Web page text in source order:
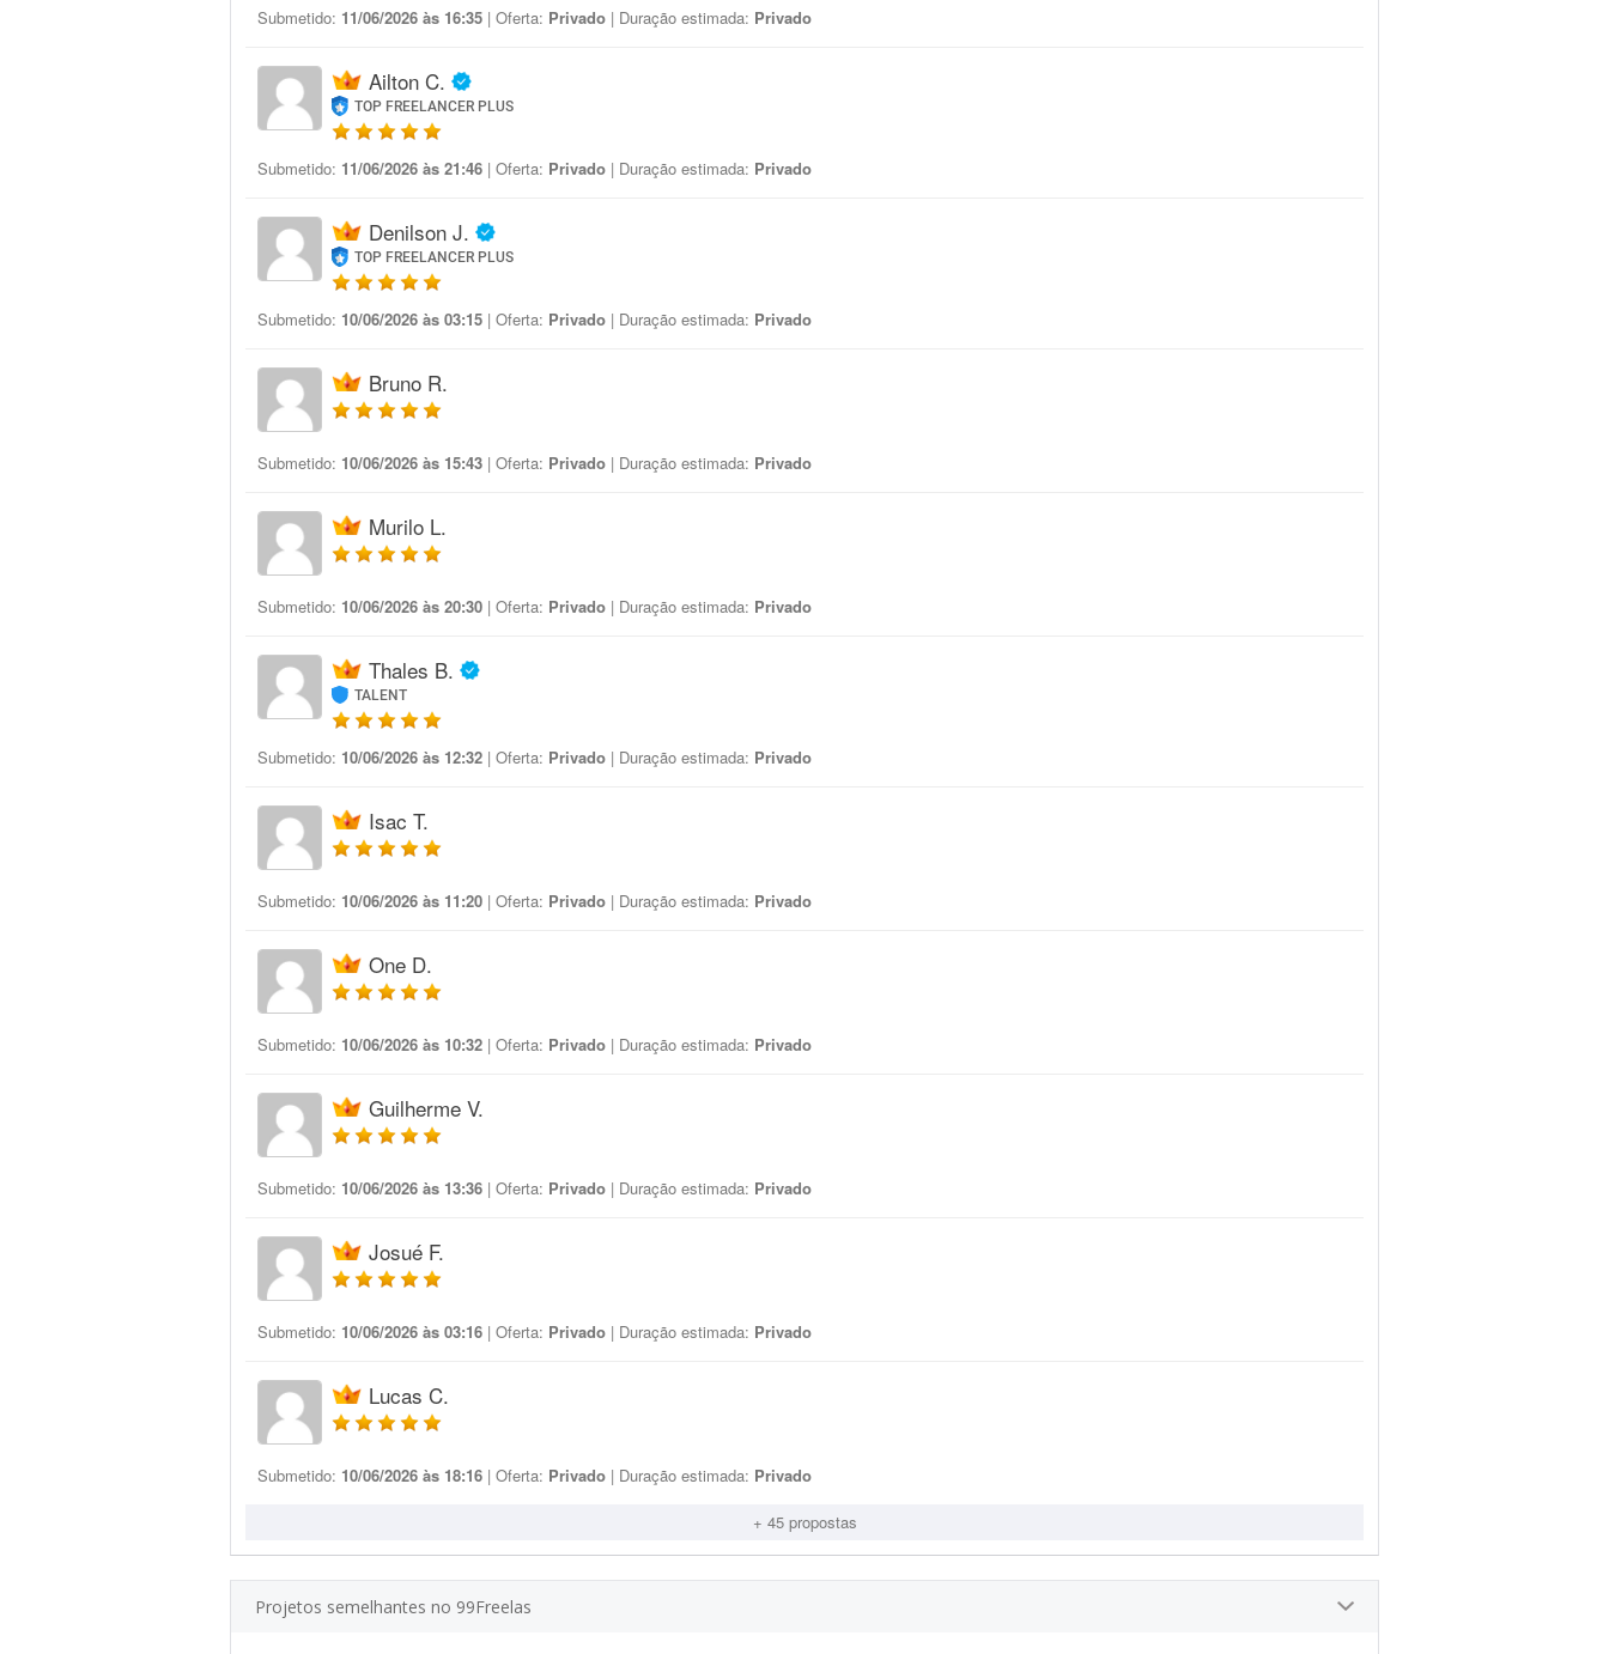
Submetido: 11/06/2026 às 16:35 | Oferta: Privado | Duração estimada: Privado
Ailton C.
TOP FREELANCER PLUS
Submetido: 11/06/2026 às 21:46 | Oferta: Privado | Duração estimada: Privado
Denilson J.
TOP FREELANCER PLUS
Submetido: 10/06/2026 às 03:15 | Oferta: Privado | Duração estimada: Privado
Bruno R.
Submetido: 10/06/2026 às 15:43 | Oferta: Privado | Duração estimada: Privado
Murilo L.
Submetido: 10/06/2026 às 20:30 | Oferta: Privado | Duração estimada: Privado
Thales B.
TALENT
Submetido: 10/06/2026 às 12:32 | Oferta: Privado | Duração estimada: Privado
Isac T.
Submetido: 10/06/2026 às 11:20 | Oferta: Privado | Duração estimada: Privado
One D.
Submetido: 10/06/2026 às 10:32 | Oferta: Privado | Duração estimada: Privado
Guilherme V.
Submetido: 10/06/2026 às 13:36 | Oferta: Privado | Duração estimada: Privado
Josué F.
Submetido: 10/06/2026 às 03:16 | Oferta: Privado | Duração estimada: Privado
Lucas C.
Submetido: 10/06/2026 às 18:16 | Oferta: Privado | Duração estimada: Privado
+ 45 propostas
Projetos semelhantes no 99Freelas